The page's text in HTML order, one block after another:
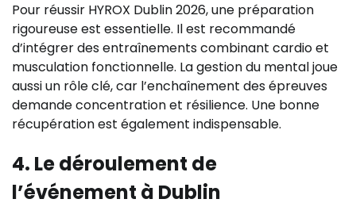
Pour réussir HYROX Dublin 2026, une préparation
rigoureuse est essentielle. Il est recommandé
d’intégrer des entraînements combinant cardio et
musculation fonctionnelle. La gestion du mental joue
aussi un rôle clé, car l’enchaînement des épreuves
demande concentration et résilience. Une bonne
récupération est également indispensable.
4. Le déroulement de
l’événement à Dublin